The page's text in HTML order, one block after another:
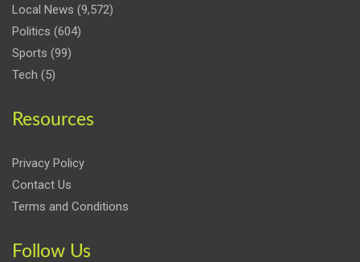
Local News (9,572)
Politics (604)
Sports (99)
Tech (5)
Resources
Privacy Policy
Contact Us
Terms and Conditions
Follow Us